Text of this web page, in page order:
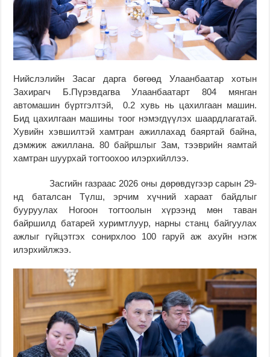
Нийслэлийн Засаг дарга бөгөөд Улаанбаатар хотын
Захирагч Б.Пүрэвдагва Улаанбаатарт 804 мянган
автомашин бүртгэлтэй, 0.2 хувь нь цахилгаан машин.
Бид цахилгаан машины тоог нэмэгдүүлэх шаардлагатай.
Хувийн хэвшилтэй хамтран ажиллахад баяртай байна,
дэмжиж ажиллана. 80 байршлыг Зам, тээврийн яамтай
хамтран шуурхай тогтоохоо илэрхийллээ.
Засгийн газраас 2026 оны дөрөвдүгээр сарын 29-
нд баталсан Түлш, эрчим хүчний хараат байдлыг
бууруулах Ногоон тогтоолын хүрээнд мөн таван
байршилд батарей хуримтлуур, нарны станц байгуулах
ажлыг гүйцэтгэх сонирхлоо 100 гаруй аж ахуйн нэгж
илэрхийлжээ.